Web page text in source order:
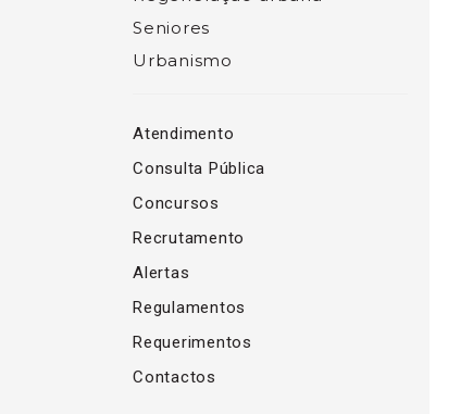
Seniores
Urbanismo
Atendimento
Consulta Pública
Concursos
Recrutamento
Alertas
Regulamentos
Requerimentos
Contactos